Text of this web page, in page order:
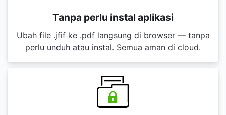
Tanpa perlu instal aplikasi
Ubah file .jfif ke .pdf langsung di browser — tanpa
perlu unduh atau instal. Semua aman di cloud.